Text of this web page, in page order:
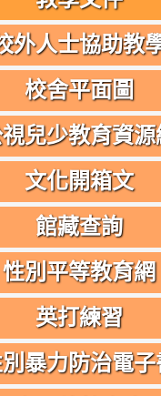
外人士協助教
點
校舍平面圖
兒少教育資源
文化開箱文
館藏查詢
性別平等教育網
英打練習
暴力防治電子